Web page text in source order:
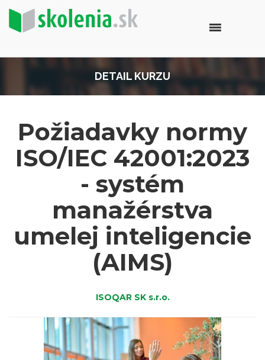
DETAIL KURZU
Požiadavky normy
ISO/IEC 42001:2023
- systém
manažérstva
umelej inteligencie
(AIMS)
ISOQAR SK s.r.o.